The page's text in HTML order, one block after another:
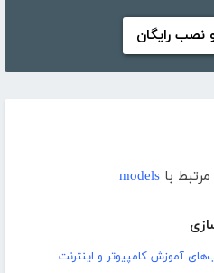
و نصب رایگان
با models
آموزش کامپیوتر و اینترنت